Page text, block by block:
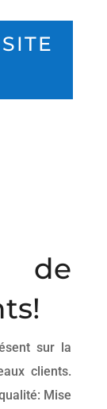
sur la
clients.
Mise